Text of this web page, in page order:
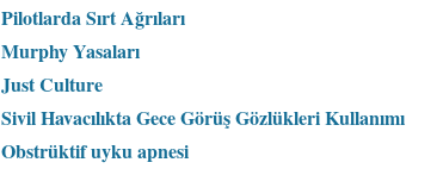
Pilotlarda Sırt Ağrıları
Murphy Yasaları
Just Culture
Sivil Havacılıkta Gece Görüş Gözlükleri Kullanımı
Obstrüktif uyku apnesi